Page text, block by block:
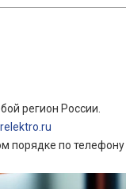
регион России.
порядке по телефону